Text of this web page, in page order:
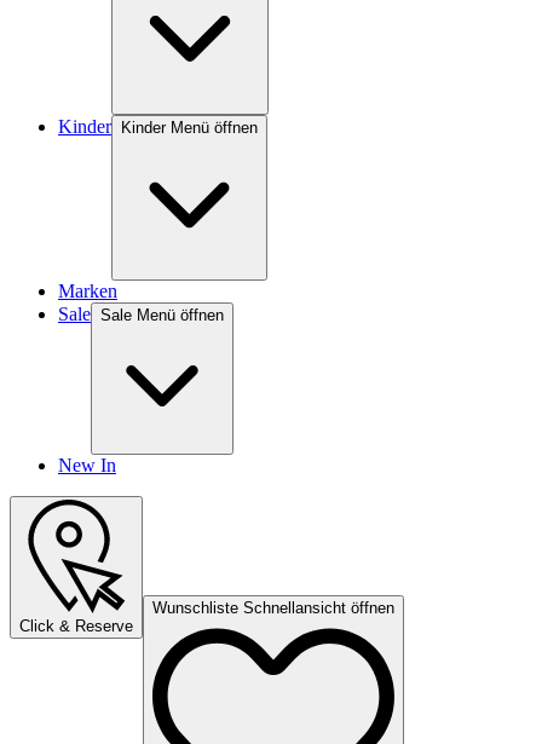
Kinder Kinder Menü öffnen
Marken
Sale Sale Menü öffnen
New In
Click & Reserve
Wunschliste Schnellansicht öffnen